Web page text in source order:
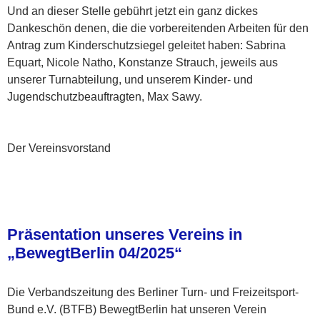
Und an dieser Stelle gebührt jetzt ein ganz dickes
Dankeschön denen, die die vorbereitenden Arbeiten für den
Antrag zum Kinderschutzsiegel geleitet haben: Sabrina
Equart, Nicole Natho, Konstanze Strauch, jeweils aus
unserer Turnabteilung, und unserem Kinder- und
Jugendschutzbeauftragten, Max Sawy.
Der Vereinsvorstand
Präsentation unseres Vereins in
„BewegtBerlin 04/2025“
Die Verbandszeitung des Berliner Turn- und Freizeitsport-
Bund e.V. (BTFB) BewegtBerlin hat unseren Verein